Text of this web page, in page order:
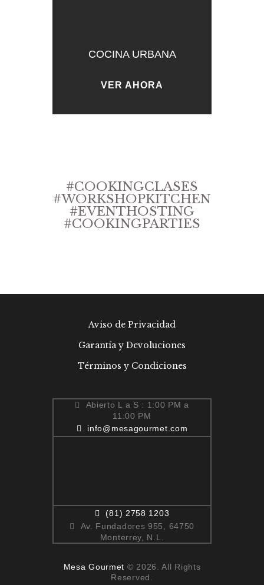
COCINA URBANA
VER AHORA
#COOKINGCLASES
#WORKSHOPKITCHEN
#EVENTHOSTING
#COOKINGPARTIES
Aviso de Privacidad
Garantía y Devoluciones
Términos y Condiciones
Abierto L a S : 1:00 PM a
11:00 PM
info@mesagourmet.com
(81) 2758 1203
Av. Fundadores 955, 64750
Monterrey, N.L.
Mesa Gourmet © 2026. All Rights
Reserved.